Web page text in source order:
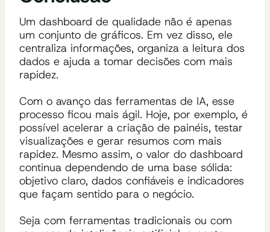
Um dashboard de qualidade não é apenas
um conjunto de gráficos. Em vez disso, ele
centraliza informações, organiza a leitura dos
dados e ajuda a tomar decisões com mais
rapidez.
Com o avanço das ferramentas de IA, esse
processo ficou mais ágil. Hoje, por exemplo, é
possível acelerar a criação de painéis, testar
visualizações e gerar resumos com mais
rapidez. Mesmo assim, o valor do dashboard
continua dependendo de uma base sólida:
objetivo claro, dados confiáveis e indicadores
que façam sentido para o negócio.
Seja com ferramentas tradicionais ou com